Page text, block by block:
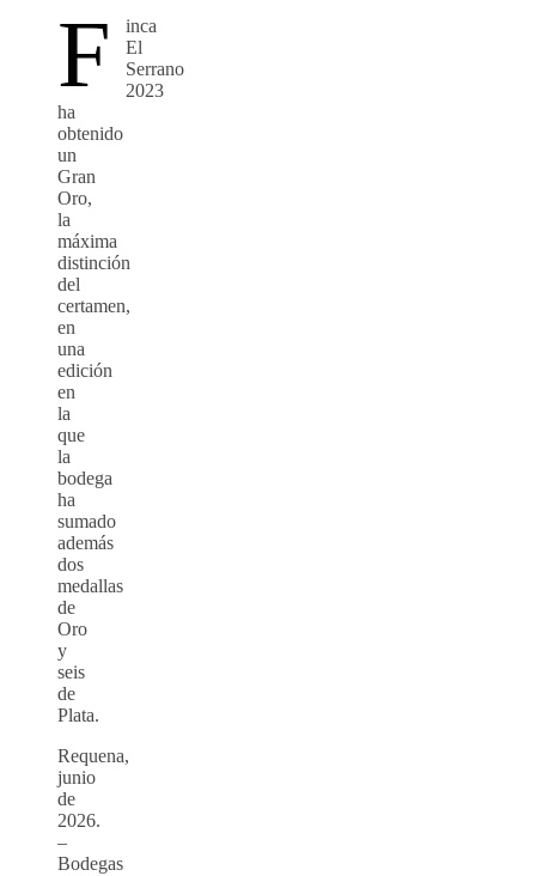
F
inca
El
Serrano
2023
ha
obtenido
un
Gran
Oro,
la
máxima
distinción
del
certamen,
en
una
edición
en
la
que
la
bodega
ha
sumado
además
dos
medallas
de
Oro
y
seis
de
Plata.
Requena,
junio
de
2026.
–
Bodegas